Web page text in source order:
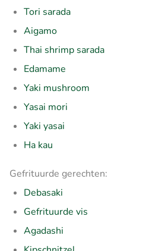
Tori sarada
Aigamo
Thai shrimp sarada
Edamame
Yaki mushroom
Yasai mori
Yaki yasai
Ha kau
Gefrituurde gerechten:
Debasaki
Gefrituurde vis
Agadashi